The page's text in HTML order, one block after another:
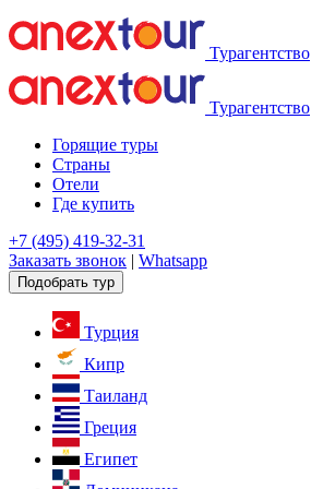
Турагентство
Турагентство
Горящие туры
Страны
Отели
Где купить
+7 (495) 419-32-31
Заказать звонок | Whatsapp
Подобрать тур
Турция
Кипр
Таиланд
Греция
Египет